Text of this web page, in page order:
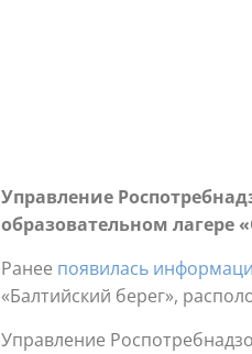
Управление
образовательном лагере
Ранее появилась
«Балтийский берег»,
Управление